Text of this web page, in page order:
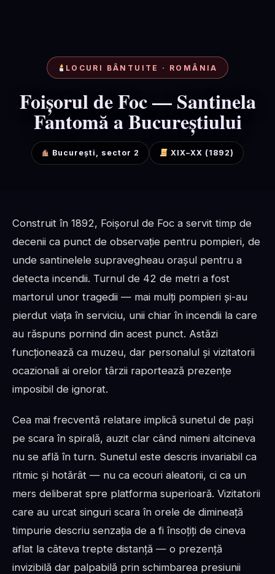
LOCURI BÂNTUITE · ROMÂNIA
Foișorul de Foc — Santinela
Fantomă a Bucureștiului
București, sector 2 XIX–XX (1892)
Construit în 1892, Foișorul de Foc a servit timp de
decenii ca punct de observație pentru pompieri, de
unde santinelele supravegheau orașul pentru a
detecta incendii. Turnul de 42 de metri a fost
martorul unor tragedii — mai mulți pompieri și-au
pierdut viața în serviciu, unii chiar în incendii la care
au răspuns pornind din acest punct. Astăzi
funcționează ca muzeu, dar personalul și vizitatorii
ocazionali ai orelor târzii raportează prezențe
imposibil de ignorat.
Cea mai frecventă relatare implică sunetul de pași
pe scara în spirală, auzit clar când nimeni altcineva
nu se află în turn. Sunetul este descris invariabil ca
ritmic și hotărât — nu ca ecouri aleatorii, ci ca un
mers deliberat spre platforma superioară. Vizitatorii
care au urcat singuri scara în orele de dimineață
timpurie descriu senzația de a fi însoțiți de cineva
aflat la câteva trepte distanță — o prezență
invizibilă dar palpabilă prin schimbarea presiunii